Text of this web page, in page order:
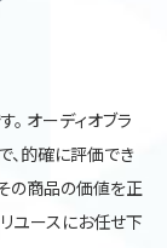
オーディオブラ
、的確に評価でき
の商品の価値を正
ユースにお任せ下